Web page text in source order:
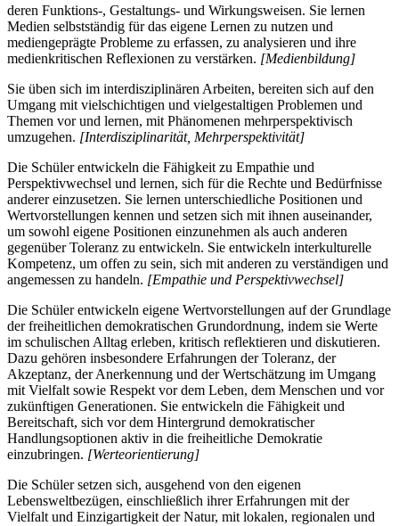
deren Funktions-, Gestaltungs- und Wirkungsweisen. Sie lernen
Medien selbstständig für das eigene Lernen zu nutzen und
mediengeprägte Probleme zu erfassen, zu analysieren und ihre
medienkritischen Reflexionen zu verstärken. [Medienbildung]
Sie üben sich im interdisziplinären Arbeiten, bereiten sich auf den
Umgang mit vielschichtigen und vielgestaltigen Problemen und
Themen vor und lernen, mit Phänomenen mehrperspektivisch
umzugehen. [Interdisziplinarität, Mehrperspektivität]
Die Schüler entwickeln die Fähigkeit zu Empathie und
Perspektivwechsel und lernen, sich für die Rechte und Bedürfnisse
anderer einzusetzen. Sie lernen unterschiedliche Positionen und
Wertvorstellungen kennen und setzen sich mit ihnen auseinander,
um sowohl eigene Positionen einzunehmen als auch anderen
gegenüber Toleranz zu entwickeln. Sie entwickeln interkulturelle
Kompetenz, um offen zu sein, sich mit anderen zu verständigen und
angemessen zu handeln. [Empathie und Perspektivwechsel]
Die Schüler entwickeln eigene Wertvorstellungen auf der Grundlage
der freiheitlichen demokratischen Grundordnung, indem sie Werte
im schulischen Alltag erleben, kritisch reflektieren und diskutieren.
Dazu gehören insbesondere Erfahrungen der Toleranz, der
Akzeptanz, der Anerkennung und der Wertschätzung im Umgang
mit Vielfalt sowie Respekt vor dem Leben, dem Menschen und vor
zukünftigen Generationen. Sie entwickeln die Fähigkeit und
Bereitschaft, sich vor dem Hintergrund demokratischer
Handlungsoptionen aktiv in die freiheitliche Demokratie
einzubringen. [Werteorientierung]
Die Schüler setzen sich, ausgehend von den eigenen
Lebensweltbezügen, einschließlich ihrer Erfahrungen mit der
Vielfalt und Einzigartigkeit der Natur, mit lokalen, regionalen und